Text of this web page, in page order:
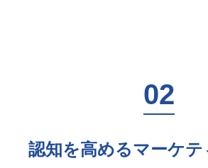
認知を高めるマーケ